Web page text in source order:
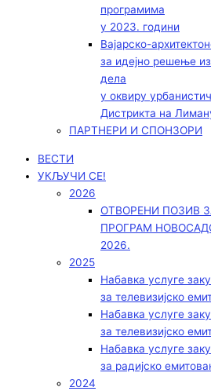
програмима
у 2023. години
Вајарско-
за идејно решење
дела
у оквиру
Дистрикта на
ПАРТНЕРИ И СПОНЗОРИ
ВЕСТИ
УКЉУЧИ СЕ!
2026
ОТВОРЕНИ ПОЗИВ
ПРОГРАМ
2026.
2025
Набавка услуге
за телевизијско
Набавка услуге
за телевизијско
Набавка услуге
за радијско
2024